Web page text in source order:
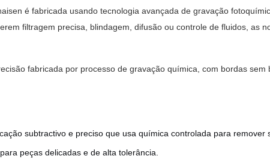
é fabricada usando tecnologia avançada de gravação
filtragem precisa, blindagem, difusão ou controle de fluidos, as
fabricada por processo de gravação química, com bordas
subtractivo e preciso que usa química controlada para
peças delicadas e de alta tolerância.